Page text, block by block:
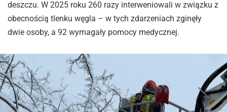
deszczu. W 2025 roku 260 razy interweniowali w związku z
obecnością tlenku węgla – w tych zdarzeniach zginęły
dwie osoby, a 92 wymagały pomocy medycznej.